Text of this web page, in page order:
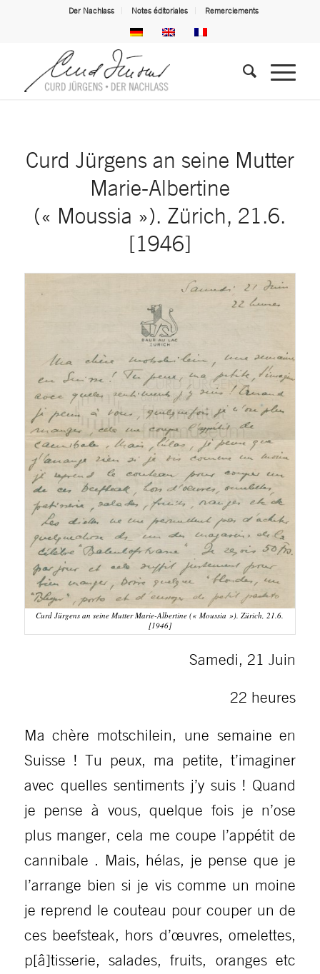
Der Nachlass Notes éditoriales Remerciements
Curd Jürgens an seine Mutter
Marie-Albertine
(« Moussia »). Zürich, 21.6.
[1946]
Curd Jürgens an seine Mutter Marie-Albertine (« Moussia »). Zürich, 21.6.
[1946]
Samedi, 21 Juin
22 heures
Ma chère motschilein, une semaine en
Suisse ! Tu peux, ma petite, t’imaginer
avec quelles sentiments j’y suis ! Quand
je pense à vous, quelque fois je n’ose
plus manger, cela me coupe l’appétit de
cannibale . Mais, hélas, je pense que je
l’arrange bien si je vis comme un moine
je reprend le couteau pour couper un de
ces beefsteak, hors d’œuvres, omelettes,
p[â]tisserie, salades, fruits, oranges etc